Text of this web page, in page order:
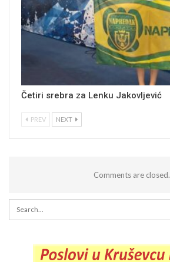
Četiri srebra za Lenku Jakovljević
PREV NEXT
Comments are closed.